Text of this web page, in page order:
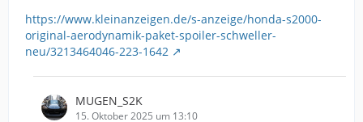
https://www.kleinanzeigen.de/s-anzeige/honda-s2000-
original-aerodynamik-paket-spoiler-schweller-
neu/3213464046-223-1642
MUGEN_S2K
15. Oktober 2025 um 13:10